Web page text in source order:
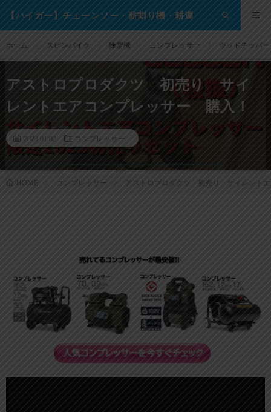
【ハイガー】チェーンソー・薪割り機・耕運
ホーム スピンバイク 除雪機 コンプレッサー ウッドチッパー
アストロプロダクツ 初売り サイ
レントエアコンプレッサー 購入！
2023.01.02 コンプレッサー
HOME コンプレッサー アストロプロダクツ 初売り サイレント